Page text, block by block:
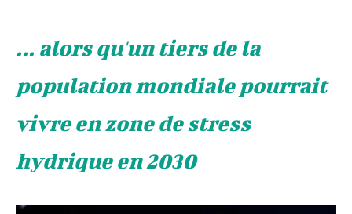
... alors qu'un tiers de la
population mondiale pourrait
vivre en zone de stress
hydrique en 2030